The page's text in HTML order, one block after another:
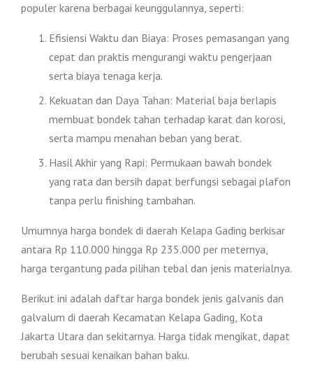
populer karena berbagai keunggulannya, seperti:
Efisiensi Waktu dan Biaya: Proses pemasangan yang
cepat dan praktis mengurangi waktu pengerjaan
serta biaya tenaga kerja.
Kekuatan dan Daya Tahan: Material baja berlapis
membuat bondek tahan terhadap karat dan korosi,
serta mampu menahan beban yang berat.
Hasil Akhir yang Rapi: Permukaan bawah bondek
yang rata dan bersih dapat berfungsi sebagai plafon
tanpa perlu finishing tambahan.
Umumnya harga bondek di daerah Kelapa Gading berkisar
antara Rp 110.000 hingga Rp 235.000 per meternya,
harga tergantung pada pilihan tebal dan jenis materialnya.
Berikut ini adalah daftar harga bondek jenis galvanis dan
galvalum di daerah Kecamatan Kelapa Gading, Kota
Jakarta Utara dan sekitarnya. Harga tidak mengikat, dapat
berubah sesuai kenaikan bahan baku.